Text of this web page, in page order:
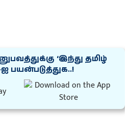
‘இந்து தமிழ்
ஐ பயன்படுத்துக..!